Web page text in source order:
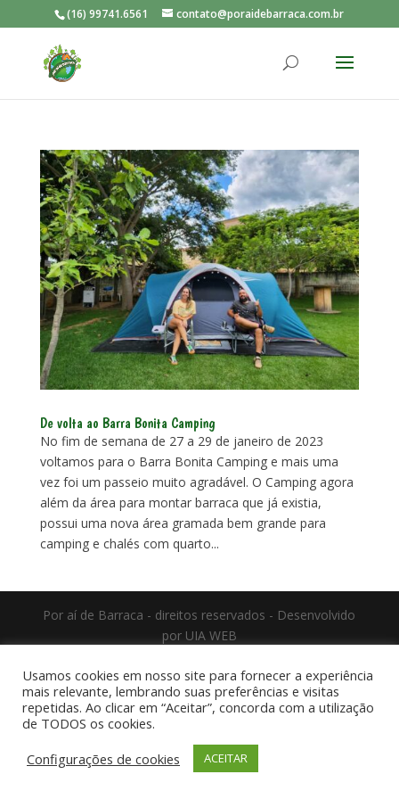
(16) 99741.6561 contato@poraidebarraca.com.br
De volta ao Barra Bonita Camping
No fim de semana de 27 a 29 de janeiro de 2023
voltamos para o Barra Bonita Camping e mais uma
vez foi um passeio muito agradável. O Camping agora
além da área para montar barraca que já existia,
possui uma nova área gramada bem grande para
camping e chalés com quarto...
Por aí de Barraca - direitos reservados - Desenvolvido
por UIA WEB
Usamos cookies em nosso site para fornecer a experiência
mais relevante, lembrando suas preferências e visitas
repetidas. Ao clicar em “Aceitar”, concorda com a utilização
de TODOS os cookies.
Configurações de cookies
ACEITAR